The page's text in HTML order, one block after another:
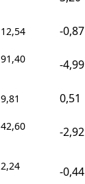
12,54 -0,87
91,40 -4,99
9,81 0,51
42,60 -2,92
2,24 -0,44